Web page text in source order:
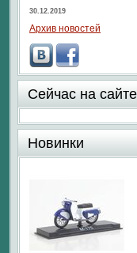
30.12.2019
Архив новостей
Сейчас на сайте
Новинки